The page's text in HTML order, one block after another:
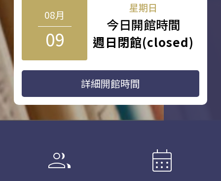
08月
09
星期日
今日開館時間
週日閉館(closed)
詳細開館時間
group calendar_month